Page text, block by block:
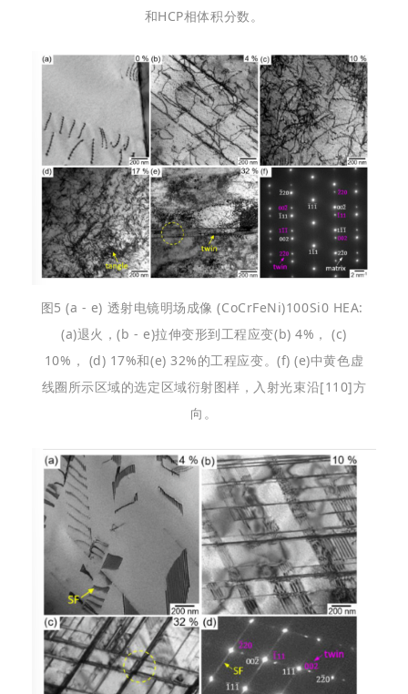
和HCP相体积分数。
图5 (a - e) 透射电镜明场成像 (CoCrFeNi)100Si0 HEA:
(a)退火，(b - e)拉伸变形到工程应变(b) 4%， (c)
10%， (d) 17%和(e) 32%的工程应变。(f) (e)中黄色虚
线圈所示区域的选定区域衍射图样，入射光束沿[110]方
向。